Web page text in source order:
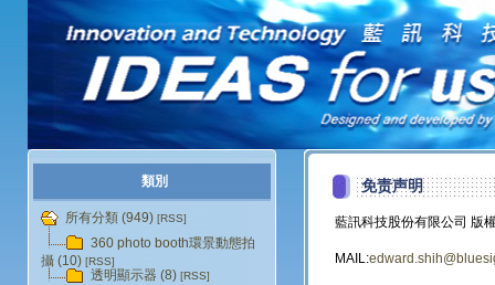
免责声明
藍訊科技股份有限公司
MAIL:
類別
所有分類 (949) [RSS]
360 photo booth環景動態拍
攝 (10) [RSS]
透明顯示器 (8) [RSS]